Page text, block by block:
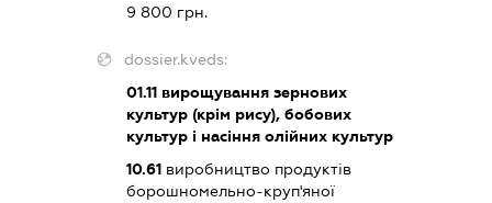
9 800 грн.
dossier.kveds:
01.11вирощування зернових
культур (крім рису), бобових
культур і насіння олійних культур
10.61виробництво продуктів
борошномельно-круп'яної